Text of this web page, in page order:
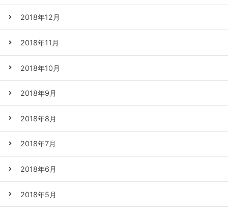
2018年12月
2018年11月
2018年10月
2018年9月
2018年8月
2018年7月
2018年6月
2018年5月